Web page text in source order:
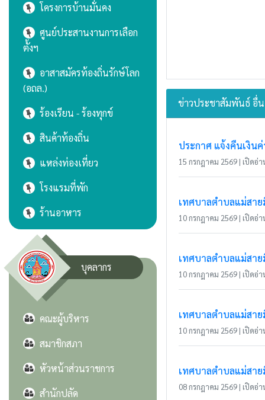
โครงการบ้านมั่นคง
ศูนย์ประสานงานการเลือก
ตั้งฯ
อาสาสมัครท้องถิ่นรักษ์โลก
(อถล.)
ร้องเรียน - ร้องทุกข์
สินค้าท้องถิ่น
แหล่งท่องเที่ยว
โรงแรมที่พัก
ร้านอาหาร
บุคลากร
คณะผู้บริหาร
สมาชิกสภา
หัวหน้าส่วนราชการ
สำนักปลัด
ข่าวประชาสัมพันธ์ อื่
ประกาศ แจ้งคืนเงิน
15 กรกฎาคม 2569 | เปิดอ่า
เทศบาลตำบลแม่สา
10 กรกฎาคม 2569 | เปิดอ่า
เทศบาลตำบลแม่สา
10 กรกฎาคม 2569 | เปิดอ่า
เทศบาลตำบลแม่สา
10 กรกฎาคม 2569 | เปิดอ่า
เทศบาลตำบลแม่สา
08 กรกฎาคม 2569 | เปิดอ่า